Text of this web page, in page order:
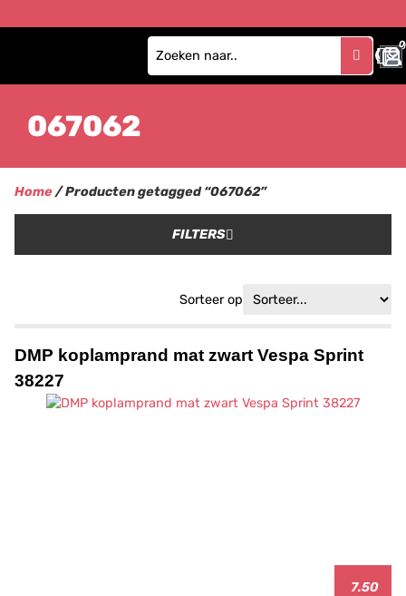
0
0
067062
Home/ Producten getagged “067062”
FILTERS
Sorteer op
DMP koplamprand mat zwart Vespa Sprint
38227
7.50